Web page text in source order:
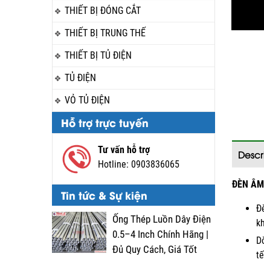
THIẾT BỊ ĐÓNG CẮT
THIẾT BỊ TRUNG THẾ
THIẾT BỊ TỦ ĐIỆN
TỦ ĐIỆN
VỎ TỦ ĐIỆN
Hỗ trợ trực tuyến
Tư vấn hỗ trợ
Hotline: 0903836065
Tin tức & Sự kiện
Ống Thép Luồn Dây Điện
0.5–4 Inch Chính Hãng |
Đủ Quy Cách, Giá Tốt
ĐÈN